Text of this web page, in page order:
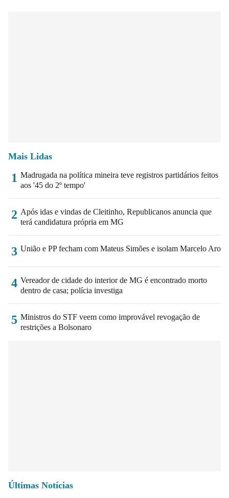
Mais Lidas
1 Madrugada na política mineira teve registros partidários feitos
aos '45 do 2º tempo'
2 Após idas e vindas de Cleitinho, Republicanos anuncia que
terá candidatura própria em MG
3 União e PP fecham com Mateus Simões e isolam Marcelo Aro
4 Vereador de cidade do interior de MG é encontrado morto
dentro de casa; polícia investiga
5 Ministros do STF veem como improvável revogação de
restrições a Bolsonaro
Últimas Notícias